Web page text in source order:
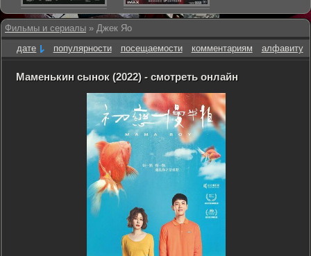
Фильмы и сериалы » Джек Яо
дате
популярности посещаемости комментариям алфавиту
Маменькин сынок (2022) - смотреть онлайн